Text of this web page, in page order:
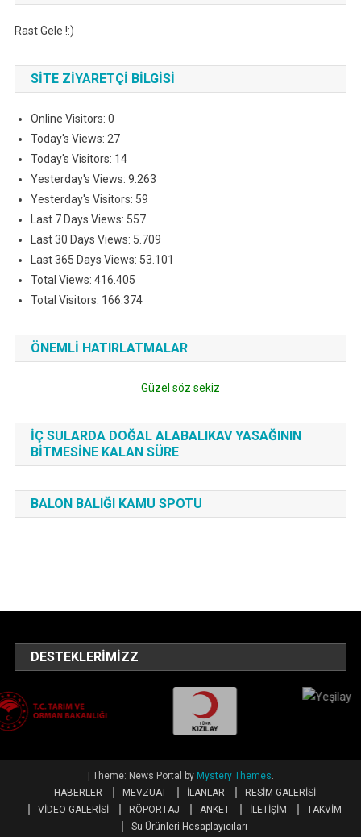
Rast Gele !:)
SITE ZIYARETÇI BILGISI
Online Visitors: 0
Today's Views: 27
Today's Visitors: 14
Yesterday's Views: 9.263
Yesterday's Visitors: 59
Last 7 Days Views: 557
Last 30 Days Views: 5.709
Last 365 Days Views: 53.101
Total Views: 416.405
Total Visitors: 166.374
ÖNEMLI HATIRLATMALAR
Güzel söz sekiz
İÇ SULARDA DOĞAL ALABALIKAV YASAĞININ
BITMESINE KALAN SÜRE
BALON BALIĞI KAMU SPOTU
DESTEKLERIMIZZ
Theme: News Portal by Mystery Themes.
HABERLER
MEVZUAT İLANLAR
RESİM GALERİSİ
VİDEO GALERİSİ
RÖPORTAJ ANKET İLETİŞİM
TAKVİM
Su Ürünleri Hesaplayıcıları